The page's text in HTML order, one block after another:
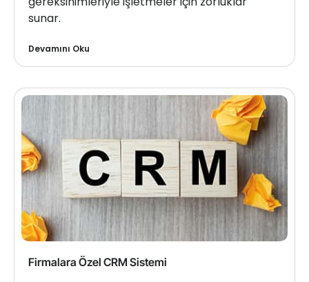
sunar.
Devamını Oku
Firmalara Özel CRM Sistemi